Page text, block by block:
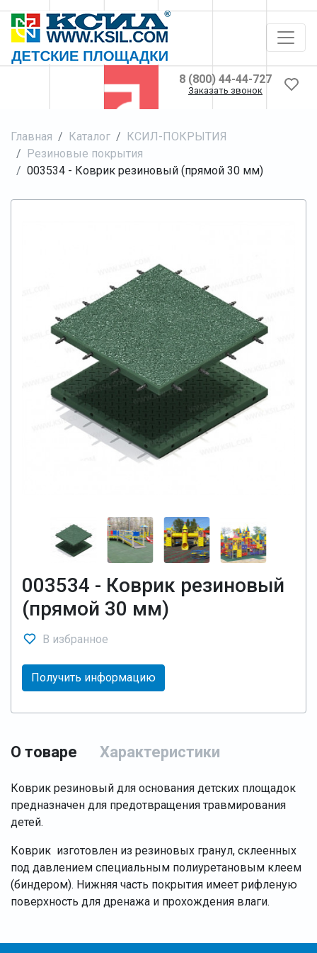
8 (800) 44-44-727
Заказать звонок
Главная Каталог
КСИЛ-ПОКРЫТИЯ
Резиновые покрытия
003534 - Коврик резиновый (прямой 30 мм)
003534 - Коврик резиновый
(прямой 30 мм)
В избранное
Получить информацию
О товаре Характеристики
Коврик резиновый для основания детских площадок
предназначен для предотвращения травмирования
детей.
Коврик изготовлен из резиновых гранул, склеенных
под давлением специальным полиуретановым клеем
(биндером). Нижняя часть покрытия имеет рифленую
поверхность для дренажа и прохождения влаги.